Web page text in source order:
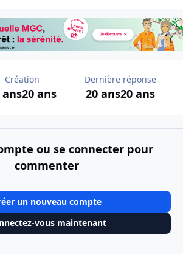
Création
ans20 ans
Dernière réponse
20 ans20 ans
ou se connecter pour
commenter
un nouveau compte
vous maintenant